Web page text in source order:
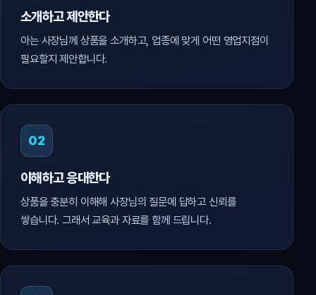
소개하고 제안한다
아는 사장님께 상품을 소개하고, 업종에 맞게 어떤 영업지점이
필요할지 제안합니다.
02
이해하고 응대한다
상품을 충분히 이해해 사장님의 질문에 답하고 신뢰를
쌓습니다. 그래서 교육과 자료를 함께 드립니다.